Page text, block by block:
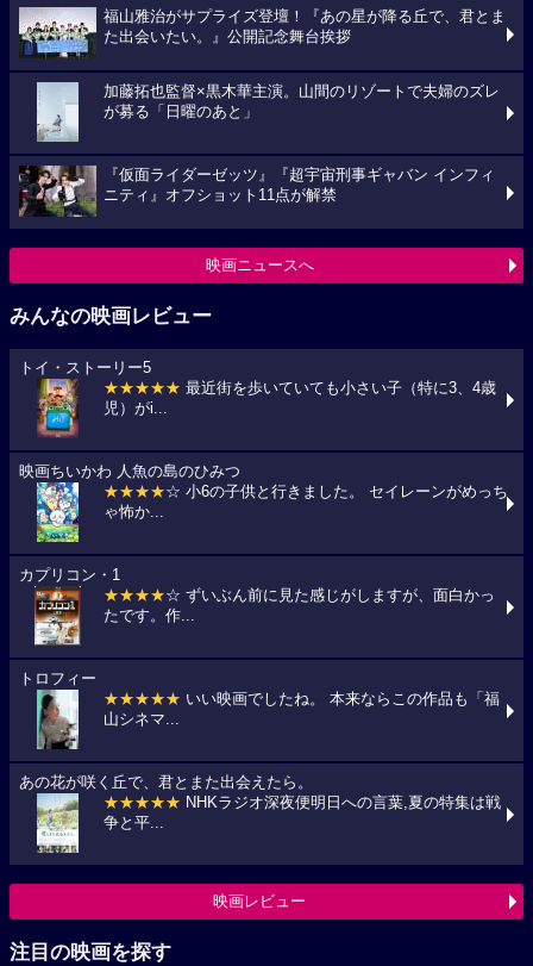
福山雅治がサプライズ登壇！『あの星が降る丘で、君とま
た出会いたい。』公開記念舞台挨拶
加藤拓也監督×黒木華主演。山間のリゾートで夫婦のズレ
が募る「日曜のあと」
『仮面ライダーゼッツ』『超宇宙刑事ギャバン インフィ
ニティ』オフショット11点が解禁
映画ニュースへ
みんなの映画レビュー
トイ・ストーリー5
★★★★★ 最近街を歩いていても小さい子（特に3、4歳
児）がi...
映画ちいかわ 人魚の島のひみつ
★★★★☆ 小6の子供と行きました。 セイレーンがめっち
ゃ怖か...
カプリコン・1
★★★★☆ ずいぶん前に見た感じがしますが、面白かっ
たです。作...
トロフィー
★★★★★ いい映画でしたね。 本来ならこの作品も「福
山シネマ...
あの花が咲く丘で、君とまた出会えたら。
★★★★★ NHKラジオ深夜便明日への言葉,夏の特集は戦
争と平...
映画レビュー
注目の映画を探す